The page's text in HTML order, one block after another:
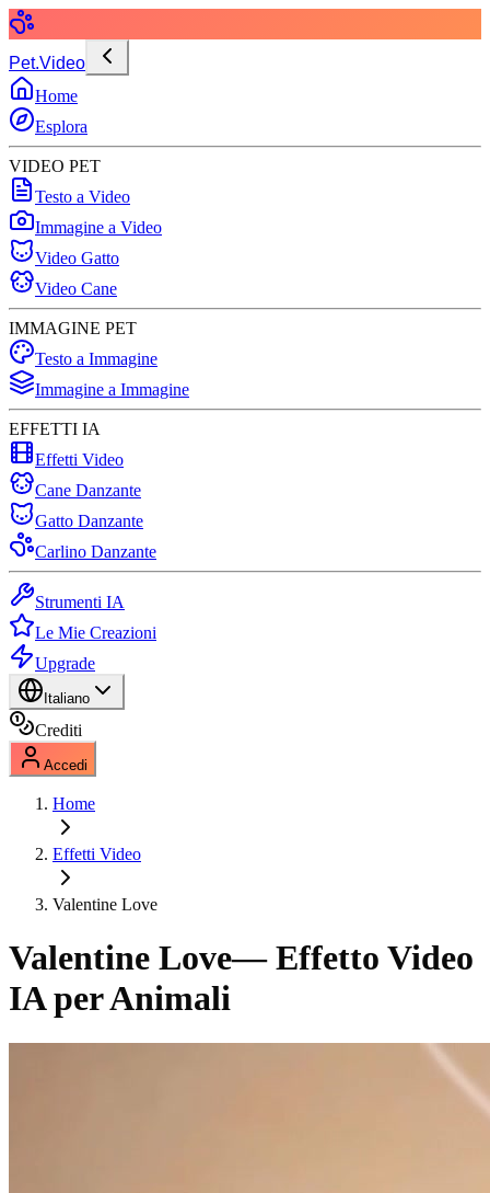
Pet.Video
Home
Esplora
VIDEO PET
Testo a Video
Immagine a Video
Video Gatto
Video Cane
IMMAGINE PET
Testo a Immagine
Immagine a Immagine
EFFETTI IA
Effetti Video
Cane Danzante
Gatto Danzante
Carlino Danzante
Strumenti IA
Le Mie Creazioni
Upgrade
Italiano
Crediti
Accedi
Home
Effetti Video
Valentine Love
Valentine Love— Effetto Video
IA per Animali